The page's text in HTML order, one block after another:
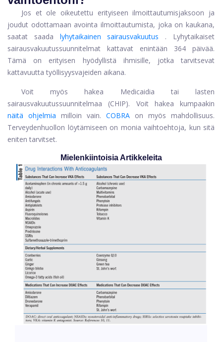
Jos et ole oikeutettu erityiseen ilmoittautumisjaksoon ja
joudut odottamaan avointa ilmoittautumista, joka on kaukana,
saatat saada
lyhytaikainen sairausvakuutus
. Lyhytaikaiset
sairausvakuutussuunnitelmat kattavat enintään 364 päivää.
Tämä on erityisen hyödyllistä ihmisille, jotka tarvitsevat
kattavuutta työllisyysvajeiden aikana.
Voit myös hakea Medicaidia tai lasten
sairausvakuutussuunnitelmaa (CHIP). Voit hakea kumpaakin
näitä ohjelmia milloin vain. COBRA on myös mahdollisuus.
Terveydenhuollon löytämiseen on monia vaihtoehtoja, kun sitä
eniten tarvitset.
Mielenkiintoisia Artikkeleita